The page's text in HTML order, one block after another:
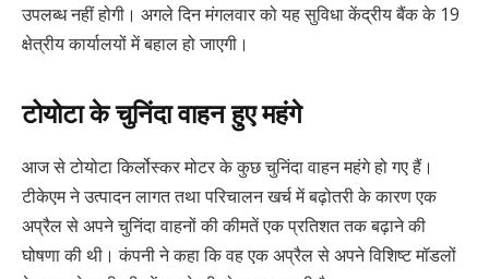
उपलब्ध नहीं होगी। अगले दिन मंगलवार को यह सुविधा केंद्रीय बैंक के 19
क्षेत्रीय कार्यालयों में बहाल हो जाएगी।
टोयोटा के चुनिंदा वाहन हुए महंगे
आज से टोयोटा किर्लोस्कर मोटर के कुछ चुनिंदा वाहन महंगे हो गए हैं।
टीकेएम ने उत्पादन लागत तथा परिचालन खर्च में बढ़ोतरी के कारण एक
अप्रैल से अपने चुनिंदा वाहनों की कीमतें एक प्रतिशत तक बढ़ाने की
घोषणा की थी। कंपनी ने कहा कि वह एक अप्रैल से अपने विशिष्ट मॉडलों